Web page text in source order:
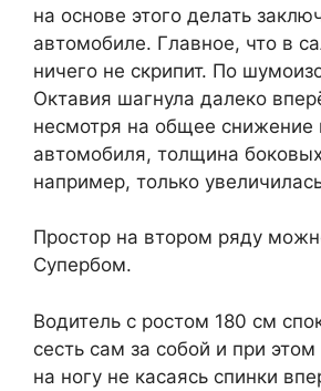
на основе этого делать
автомобиле. Главное, что в
ничего не скрипит. По
Октавия шагнула далеко
несмотря на общее снижение
автомобиля, толщина
например, только
Простор на втором ряду
Супербом.
Водитель с ростом 180 см
сесть сам за собой и при этом
на ногу не касаясь спинки